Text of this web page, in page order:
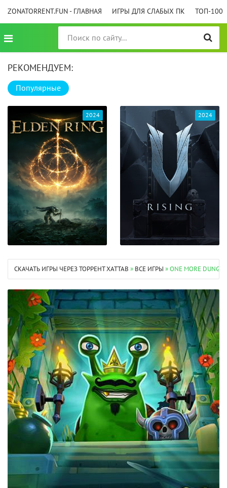
ZONATORRENT.FUN - ГЛАВНАЯ ИГРЫ ДЛЯ СЛАБЫХ ПК ТОП-100
РЕКОМЕНДУЕМ:
Популярные
2024 2024
СКАЧАТЬ ИГРЫ ЧЕРЕЗ ТОРРЕНТ XATTAB » ВСЕ ИГРЫ » ONE MORE